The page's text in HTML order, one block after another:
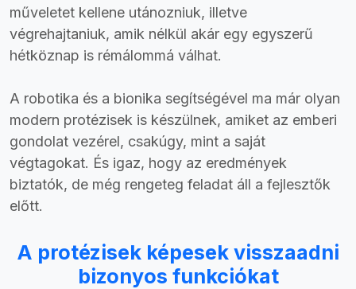
műveletet kellene utánozniuk, illetve
végrehajtaniuk, amik nélkül akár egy egyszerű
hétköznap is rémálommá válhat.
A robotika és a bionika segítségével ma már olyan
modern protézisek is készülnek, amiket az emberi
gondolat vezérel, csakúgy, mint a saját
végtagokat. És igaz, hogy az eredmények
biztatók, de még rengeteg feladat áll a fejlesztők
előtt.
A protézisek képesek visszaadni
bizonyos funkciókat